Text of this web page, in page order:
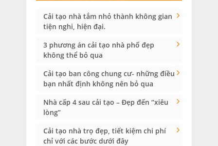
Cải tạo nhà tắm nhỏ thành không gian
tiện nghi, hiện đại.
3 phương án cải tạo nhà phố đẹp
không thể bỏ qua
Cải tạo ban công chung cư- những điều
bạn nhất định không nên bỏ qua
Nhà cấp 4 sau cải tạo – Đẹp đến “xiêu
lòng”
Cải tạo nhà trọ đẹp, tiết kiệm chi phí
chỉ với các bước dưới đây